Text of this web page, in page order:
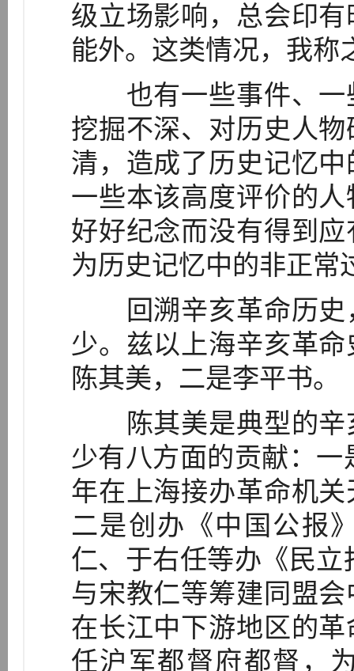
级立场影响，总会印
能外。这类情况，我称
也有一些事件、一
挖掘不深、对历史人
清，造成了历史记忆
一些本该高度评价的
好好纪念而没有得到
为历史记忆中的非正常
回溯辛亥革命历史
少。兹以上海辛亥革
陈其美，二是李平书。
陈其美是典型的辛
少有八方面的贡献：
年在上海接办革命机
二是创办《中国公报
仁、于右任等办《民
与宋教仁等筹建同盟
在长江中下游地区的
任沪军都督府都督，